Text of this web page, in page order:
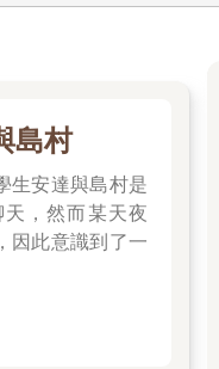
島村
生安達與島村是
，然而某天夜
因此意識到了一